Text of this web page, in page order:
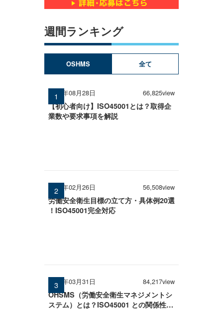
週間ランキング
OSHMS 全て
2025年08月28日 66,825view
【初心者向け】ISO45001とは？取得企
業数や要求事項を解説
2026年02月26日 56,508view
労働安全衛生目標の立て方・具体例20選
！ISO45001完全対応
2025年03月31日 84,217view
OHSMS（労働安全衛生マネジメントシ
ステム）とは？ISO45001 との関係性を